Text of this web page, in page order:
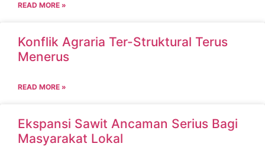
READ MORE »
Konflik Agraria Ter-Struktural Terus
Menerus
READ MORE »
Ekspansi Sawit Ancaman Serius Bagi
Masyarakat Lokal